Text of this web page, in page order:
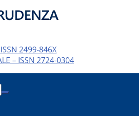
2499-846X
– ISSN 2724-0304